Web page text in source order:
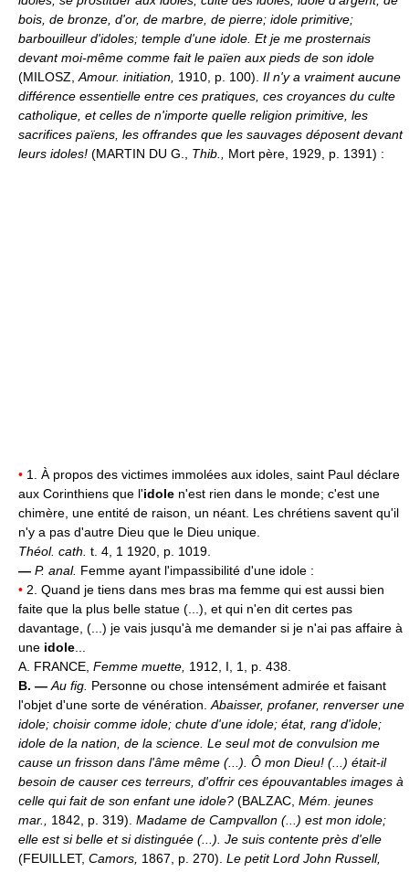
bois, de bronze, d'or, de marbre, de pierre; idole primitive;
barbouilleur d'idoles; temple d'une idole. Et je me prosternais
devant moi-même comme fait le païen aux pieds de son idole
(MILOSZ, Amour. initiation, 1910, p. 100). Il n'y a vraiment aucune
différence essentielle entre ces pratiques, ces croyances du culte
catholique, et celles de n'importe quelle religion primitive, les
sacrifices païens, les offrandes que les sauvages déposent devant
leurs idoles! (MARTIN DU G., Thib., Mort père, 1929, p. 1391) :
• 1. À propos des victimes immolées aux idoles, saint Paul déclare
aux Corinthiens que l'idole n'est rien dans le monde; c'est une
chimère, une entité de raison, un néant. Les chrétiens savent qu'il
n'y a pas d'autre Dieu que le Dieu unique.
Théol. cath. t. 4, 1 1920, p. 1019.
— P. anal. Femme ayant l'impassibilité d'une idole :
• 2. Quand je tiens dans mes bras ma femme qui est aussi bien
faite que la plus belle statue (...), et qui n'en dit certes pas
davantage, (...) je vais jusqu'à me demander si je n'ai pas affaire à
une idole
A. FRANCE, Femme muette, 1912, I, 1, p. 438.
B. — Au fig. Personne ou chose intensément admirée et faisant
l'objet d'une sorte de vénération. Abaisser, profaner, renverser une
idole; choisir comme idole; chute d'une idole; état, rang d'idole;
idole de la nation, de la science. Le seul mot de convulsion me
cause un frisson dans l'âme même (...). Ô mon Dieu! (...) était-il
besoin de causer ces terreurs, d'offrir ces épouvantables images à
celle qui fait de son enfant une idole? (BALZAC, Mém. jeunes
mar., 1842, p. 319). Madame de Campvallon (...) est mon idole;
elle est si belle et si distinguée (...). Je suis contente près d'elle
(FEUILLET, Camors, 1867, p. 270). Le petit Lord John Russell,